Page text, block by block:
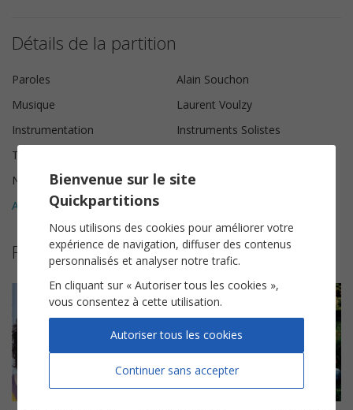
Détails de la partition
Paroles
Alain Souchon
Musique
Laurent Voulzy
Instrumentation
Instruments Solistes
Tonalité
Nombre de pages
5
Avis clients (2)
Plus de partitions de Laurent Voulzy
Bienvenue sur le site
Quickpartitions
Nous utilisons des cookies pour améliorer votre
expérience de navigation, diffuser des contenus
personnalisés et analyser notre trafic.
En cliquant sur « Autoriser tous les cookies »,
vous consentez à cette utilisation.
Continuer sans accepter
Autoriser tous les cookies